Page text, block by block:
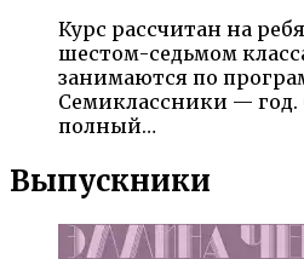
Курс рассчитан на
шестом-седьмом
занимаются по
Семиклассники —
полный…
Выпускники